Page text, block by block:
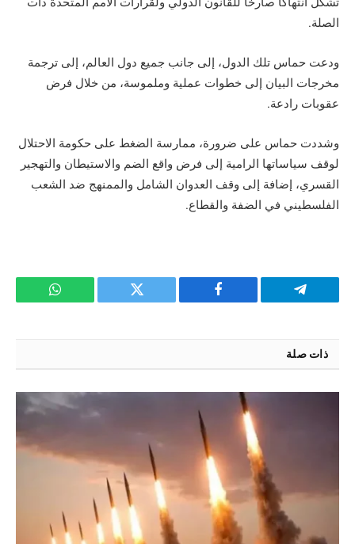
الصلة.
ودعت حماس تلك الدول، إلى جانب جميع دول العالم، إلى ترجمة
مخرجات البيان إلى خطوات عملية وملموسة، من خلال فرض
عقوبات رادعة.
وشددت حماس على ضرورة، ممارسة الضغط على حكومة الاحتلال
لوقف سياساتها الرامية إلى فرض واقع الضم والاستيطان والتهجير
القسري، إضافة إلى وقف العدوان الشامل والممنهج ضد الشعب
الفلسطيني في الضفة والقطاع.
تيلقرام فيسبوك تويتر واتساب
ذات صلة